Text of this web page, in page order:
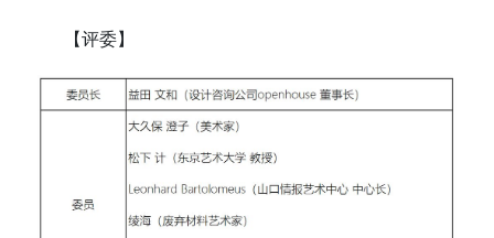
【评委】